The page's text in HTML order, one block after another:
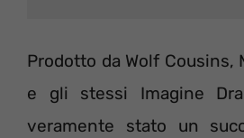
Prodotto da Wolf Cousins,
e gli stessi Imagine
veramente stato un